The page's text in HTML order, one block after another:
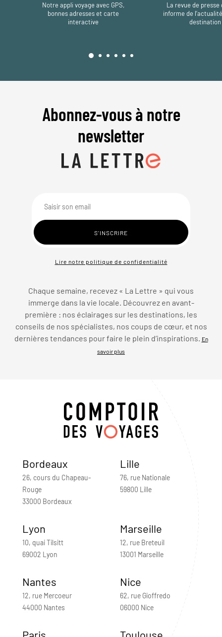
Notre appli voyage avec GPS,
bonnes adresses et carte
interactive
La revue de presse
informe de
destination
Abonnez-vous à notre
newsletter
Lire notre politique de confidentialité
Chaque semaine, recevez « La Lettre » qui vous
immerge dans la vie locale. Découvrez en avant-
première : nos éclairages sur les destinations, les
conseils de nos spécialistes, nos coups de cœur, et nos
dernières tendances pour faire le plein d’inspirations.
En
savoir plus
Bordeaux
26, cours du Chapeau-
Rouge
33000 Bordeaux
Lille
76, rue Nationale
59800 Lille
Lyon
10, quai Tilsitt
69002 Lyon
Marseille
12, rue Breteuil
13001 Marseille
Nantes
12, rue Mercoeur
44000 Nantes
Nice
62, rue Gioffredo
06000 Nice
Paris Toulouse